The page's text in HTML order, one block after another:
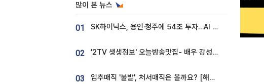
많이 본 뉴스
01 SK하이닉스, 용인·청주에 54조 투자…AI 메모리 생산기지 키운다
02 '2TV 생생정보' 오늘방송맛집- 배우 강성진 단골! 쌀국수ㆍ푸팟퐁 커리 맛집 '블○○○'
03 입추매직 '불발', 처서매직은 올까요? [해시태그]